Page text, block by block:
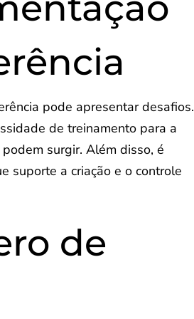
pode apresentar
de treinamento para a
surgir. Além disso, é
suporte a criação e o controle
de